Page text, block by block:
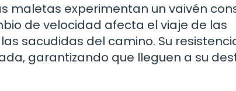
maletas experimentan un vaivén
de velocidad afecta el viaje de las
sacudidas del camino. Su
garantizando que lleguen a su